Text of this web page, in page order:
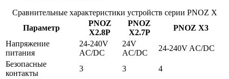
Сравнительные характеристики устройств серии PNOZ X
Параметр
PNOZ
X2.8P
PNOZ
X2.7P
PNOZ X3
Напряжение
питания
24-240V
AC/DC
24V
AC/DC
24-240V AC/DC
Безопасные
контакты
3 3 4